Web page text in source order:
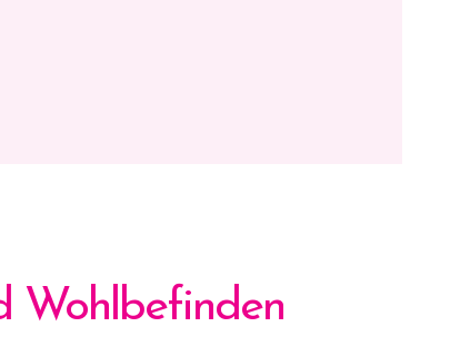
Wohlbefinden